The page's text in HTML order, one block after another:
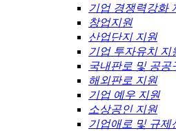
기업 경쟁력강화
창업지원
산업단지 지원
기업 투자유치 지
국내판로 및 공공
해외판로 지원
기업 예우 지원
소상공인 지원
기업애로 및 규제